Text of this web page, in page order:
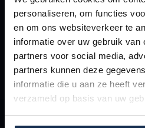
personaliseren, om functies
en om ons websiteverkeer te
informatie over uw gebruik van
partners voor social media,
partners kunnen deze
informatie die u aan ze heeft
verzameld op basis van uw
VEEL